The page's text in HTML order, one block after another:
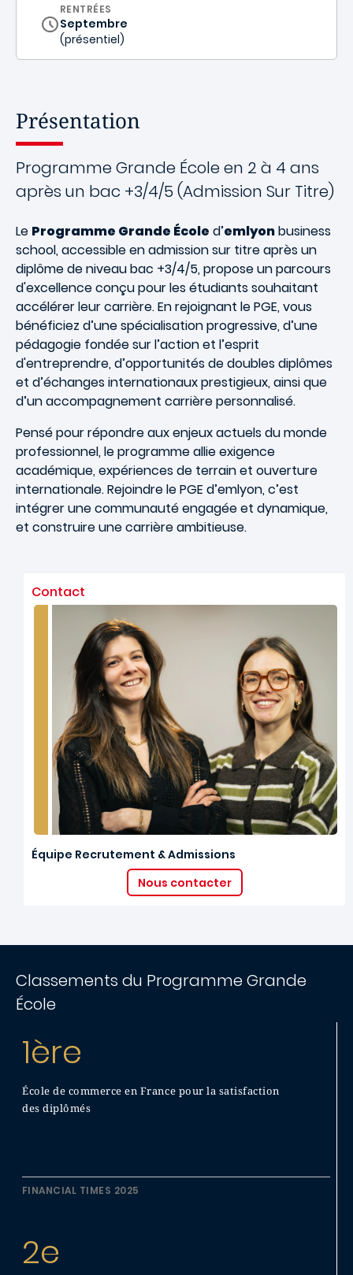
RENTRÉES
Septembre
(présentiel)
Présentation
Programme Grande École en 2 à 4 ans
après un bac +3/4/5 (Admission Sur Titre)
Le Programme Grande École d’emlyonbusiness
school, accessible en admission sur titre après un
diplôme de niveau bac +3/4/5, propose un parcours
d'excellence conçu pour les étudiants souhaitant
accélérer leur carrière. En rejoignant le PGE, vous
bénéficiez d’une spécialisation progressive, d’une
pédagogie fondée sur l’action et l’esprit
d'entreprendre, d’opportunités de doubles diplômes
et d’échanges internationaux prestigieux, ainsi que
d’un accompagnement carrière personnalisé.
Pensé pour répondre aux enjeux actuels du monde
professionnel, le programme allie exigence
académique, expériences de terrain et ouverture
internationale. Rejoindre le PGE d’emlyon, c’est
intégrer une communauté engagée et dynamique,
et construire une carrière ambitieuse.
Contact
Équipe Recrutement & Admissions
Nous contacter
Classements du Programme Grande
École
1ère
École de commerce en France pour la satisfaction
des diplômés
FINANCIAL TIMES 2025
2e